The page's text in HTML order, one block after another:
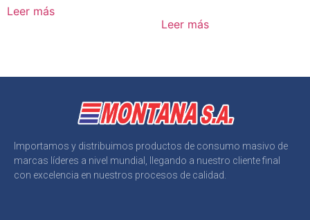
Leer más
Leer más
Importamos y distribuimos productos de consumo masivo de
marcas líderes a nivel mundial, llegando a nuestro cliente final
con excelencia en nuestros procesos de calidad.